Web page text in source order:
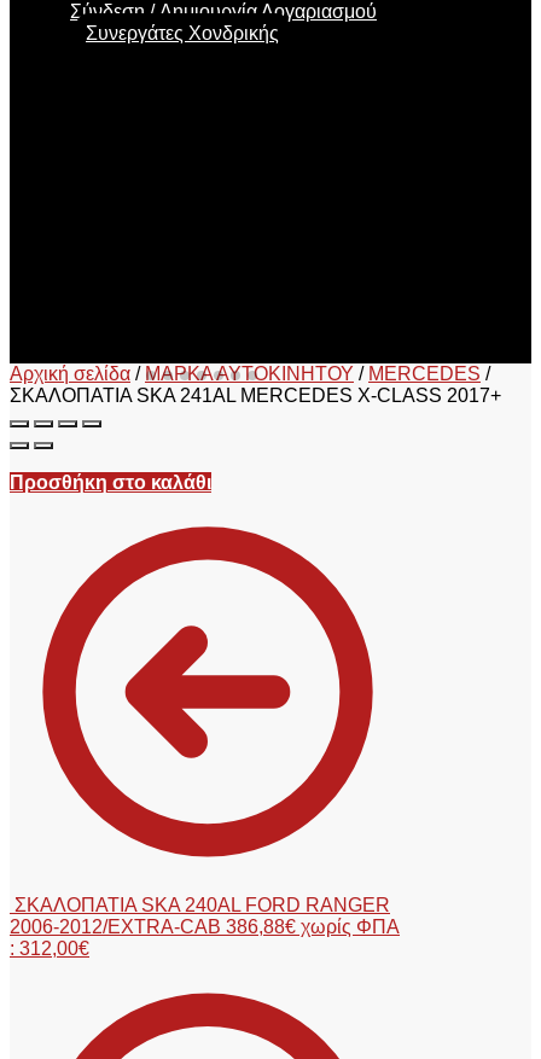
Σύνδεση
Δημιουργία Λογαριασμού
Συνεργάτες Χονδρικής
Αρχική σελίδα / ΜΑΡΚΑ ΑΥΤΟΚΙΝΗΤΟΥ / MERCEDES /
ΣΚΑΛΟΠΑΤΙΑ SKA 241AL MERCEDES X-CLASS 2017+
Προσθήκη στο καλάθι
ΣΚΑΛΟΠΑΤΙΑ SKA 240AL FORD RANGER
2006-2012/EXTRA-CAB 386,88€ χωρίς ΦΠΑ
: 312,00€